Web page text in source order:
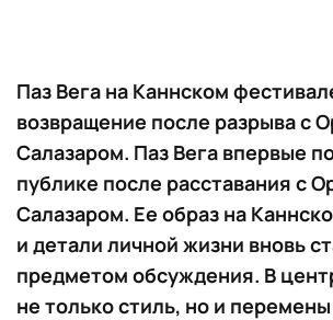
Паз Вега на Каннском
возвращение после разрыва с
Салазаром. Паз Вега впервые
публике после расставания с
Салазаром. Ее образ на
и детали личной жизни вновь
предметом обсуждения. В
не только стиль, но и